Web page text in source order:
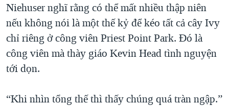
Niehuser nghĩ rằng có thể mất nhiều thập niên
nếu không nói là một thế kỷ để kéo tất cả cây Ivy
chỉ riêng ở công viên Priest Point Park. Đó là
công viên mà thày giáo Kevin Head tình nguyện
tới dọn.
“Khi nhìn tổng thế thì thấy chúng quá tràn ngập.”